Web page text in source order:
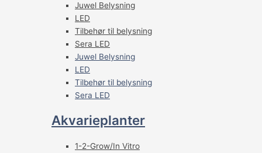
Juwel Belysning
LED
Tilbehør til belysning
Sera LED
Juwel Belysning
LED
Tilbehør til belysning
Sera LED
Akvarieplanter
1-2-Grow/In Vitro